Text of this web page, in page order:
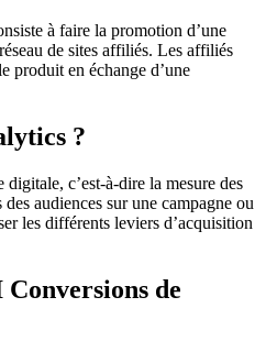
à faire la promotion d’une
de sites affiliés. Les affiliés
produit en échange d’une
?
c’est-à-dire la mesure des
audiences sur une campagne ou
les différents leviers d’acquisition
de